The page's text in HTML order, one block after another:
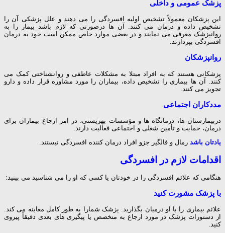
پزشک عمومی و داخلی
این پزشکان معمولاً تشخیص اولیه افسردگی را می دهند و علل پزشکی آن را
تشخیص داده و درمان می کنند. آن ها درصورتی که لازم باشد بیمار را به
روانپزشک معرفی می نمایند و در بعضی موارد خاص ممکن است خود به درمان
افسردگی بپردازند.
روانپزشکان
پزشکانی هستند که به افراد مبتلا به مشکلات عاطفی و روانشناختی کمک می
کنند. آن ها بیماری را تشخیص داده، بیماران را مورد مشاوره قرار داده و دارو
تجویز می کنند.
مددکاران اجتماعی
دربیمارستان ها، درمانگاه ها و مؤسسات بهزیستی، در امر ارجاع بیماران برای
درمان، حمایت و تأمین شغلی و اجتماعی فعالیت دارند.
یادتان باشد رمال و فالگیر جزو افراد درمان کننده افسردگی نیستند.
اقدامات لازم در افسردگی
هنگامی که علائم افسردگی را در خودتان یا کسی که او را می شناسید می بینید:
با پزشک مشورت کنید
علائم بیماری را با او درمیان بگذارید. پزشک شمارا به طور کامل معاینه می کند.
از دستورات پزشک در مورد ارجاع به متخصص یا پیگیری های بعدی دقیقاً پیروی
کنید.